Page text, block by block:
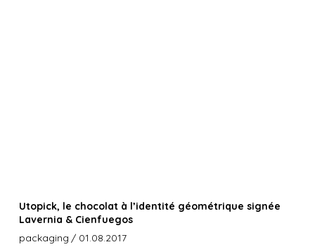
Utopick, le chocolat à l’identité géométrique signée
Lavernia & Cienfuegos
packaging / 01.08.2017